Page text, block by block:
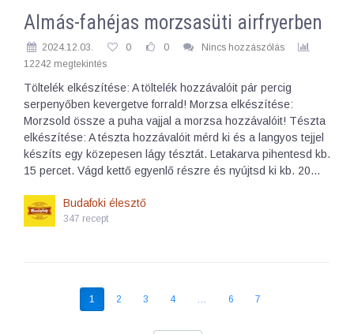
Almás-fahéjas morzsasüti airfryerben
2024.12.03. 0 0
Nincs hozzászólás
12242 megtekintés
Töltelék elkészítése: A töltelék hozzávalóit pár percig
serpenyőben kevergetve forrald! Morzsa elkészítése:
Morzsold össze a puha vajjal a morzsa hozzávalóit! Tészta
elkészítése: A tészta hozzávalóit mérd ki és a langyos tejjel
készíts egy közepesen lágy tésztát. Letakarva pihentesd kb.
15 percet. Vágd kettő egyenlő részre és nyújtsd ki kb. 20…
Budafoki élesztő
347 recept
1 2 3 4 … 6 7